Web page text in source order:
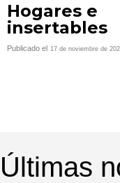
Hogares e
insertables
Publicado el 17 de noviembre de
Últimas